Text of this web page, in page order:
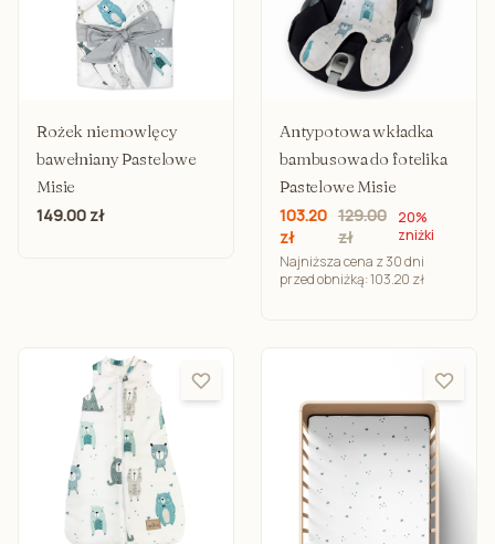
zakres naszej działalności. Dlatego też gwarantujemy obsługę
kompleksową!
[/show_more]
Rożek niemowlęcy
bawełniany Pastelowe
Misie
149.00 zł
Antypotowa wkładka
bambusowa do fotelika
Pastelowe Misie
103.20
zł
129.00
zł
20%
zniżki
Najniższa cena z 30 dni
przed obniżką: 103.20 zł